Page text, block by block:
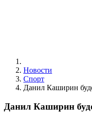
Новости
Спорт
Данил Каширин
Данил Каширин